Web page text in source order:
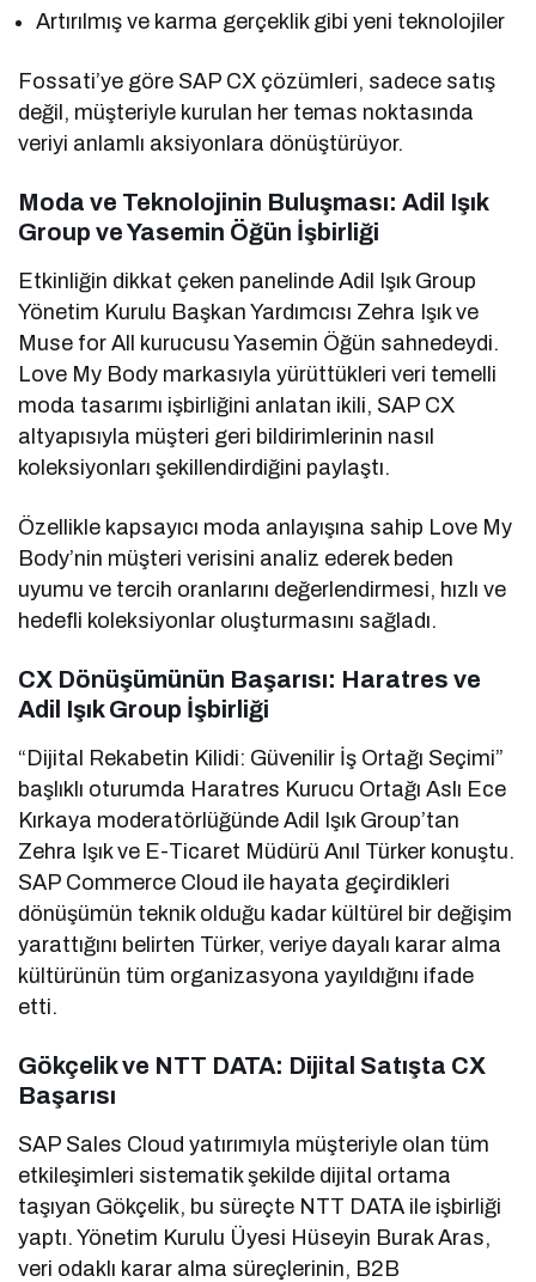
Artırılmış ve karma gerçeklik gibi yeni teknolojiler
Fossati’ye göre SAP CX çözümleri, sadece satış
değil, müşteriyle kurulan her temas noktasında
veriyi anlamlı aksiyonlara dönüştürüyor.
Moda ve Teknolojinin Buluşması: Adil Işık
Group ve Yasemin Öğün İşbirliği
Etkinliğin dikkat çeken panelinde Adil Işık Group
Yönetim Kurulu Başkan Yardımcısı Zehra Işık ve
Muse for All kurucusu Yasemin Öğün sahnedeydi.
Love My Body markasıyla yürüttükleri veri temelli
moda tasarımı işbirliğini anlatan ikili, SAP CX
altyapısıyla müşteri geri bildirimlerinin nasıl
koleksiyonları şekillendirdiğini paylaştı.
Özellikle kapsayıcı moda anlayışına sahip Love My
Body’nin müşteri verisini analiz ederek beden
uyumu ve tercih oranlarını değerlendirmesi, hızlı ve
hedefli koleksiyonlar oluşturmasını sağladı.
CX Dönüşümünün Başarısı: Haratres ve
Adil Işık Group İşbirliği
“Dijital Rekabetin Kilidi: Güvenilir İş Ortağı Seçimi”
başlıklı oturumda Haratres Kurucu Ortağı Aslı Ece
Kırkaya moderatörlüğünde Adil Işık Group’tan
Zehra Işık ve E-Ticaret Müdürü Anıl Türker konuştu.
SAP Commerce Cloud ile hayata geçirdikleri
dönüşümün teknik olduğu kadar kültürel bir değişim
yarattığını belirten Türker, veriye dayalı karar alma
kültürünün tüm organizasyona yayıldığını ifade
etti.
Gökçelik ve NTT DATA: Dijital Satışta CX
Başarısı
SAP Sales Cloud yatırımıyla müşteriyle olan tüm
etkileşimleri sistematik şekilde dijital ortama
taşıyan Gökçelik, bu süreçte NTT DATA ile işbirliği
yaptı. Yönetim Kurulu Üyesi Hüseyin Burak Aras,
veri odaklı karar alma süreçlerinin, B2B